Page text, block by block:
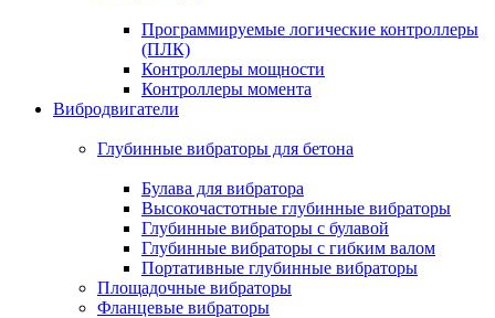
Программируемые логические контроллеры
(ПЛК)
Контроллеры мощности
Контроллеры момента
Вибродвигатели
Глубинные вибраторы для бетона
Булава для вибратора
Высокочастотные глубинные вибраторы
Глубинные вибраторы с булавой
Глубинные вибраторы с гибким валом
Портативные глубинные вибраторы
Площадочные вибраторы
Фланцевые вибраторы